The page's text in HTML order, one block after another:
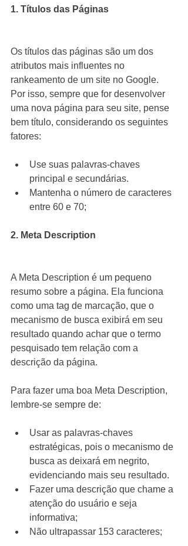
1. Títulos das Páginas
Os títulos das páginas são um dos
atributos mais influentes no
rankeamento de um site no Google.
Por isso, sempre que for desenvolver
uma nova página para seu site, pense
bem título, considerando os seguintes
fatores:
Use suas palavras-chaves
principal e secundárias.
Mantenha o número de caracteres
entre 60 e 70;
2. Meta Description
A Meta Description é um pequeno
resumo sobre a página. Ela funciona
como uma tag de marcação, que o
mecanismo de busca exibirá em seu
resultado quando achar que o termo
pesquisado tem relação com a
descrição da página.
Para fazer uma boa Meta Description,
lembre-se sempre de:
Usar as palavras-chaves
estratégicas, pois o mecanismo de
busca as deixará em negrito,
evidenciando mais seu resultado.
Fazer uma descrição que chame a
atenção do usuário e seja
informativa;
Não ultrapassar 153 caracteres;